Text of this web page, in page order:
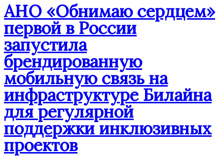
АНО «Обнимаю сердцем»
первой в России
запустила
брендированную
мобильную связь на
инфраструктуре Билайна
для регулярной
поддержки инклюзивных
проектов